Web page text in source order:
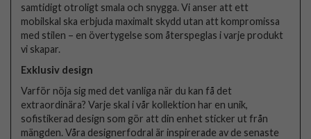
samtidigt otroligt smala och snygga. Vi anser att ett
mobilskal ska erbjuda maximalt skydd utan att kompromissa
med stilen – en övertygelse som återspeglas i varje produkt
vi skapar.
Exklusiv design
Varför nöja sig med det vanliga när du kan få det
extraordinära? Varje skal i vår kollektion har en unik,
sofistikerad design som gör att din enhet sticker ut från
mängden. Våra designerfodral är inspirerade av de senaste